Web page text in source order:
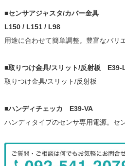
■センサアジャスタ/カバ
L150 / L151 / L98
用途に合わせて簡単調整。豊富なバリ
■取りつけ金具/スリット/反射板 E39-
取りつけ金具/スリット/反射板
■ハンディチェッカ E39-VA
ハンディタイプのセンサ専用電源。セ